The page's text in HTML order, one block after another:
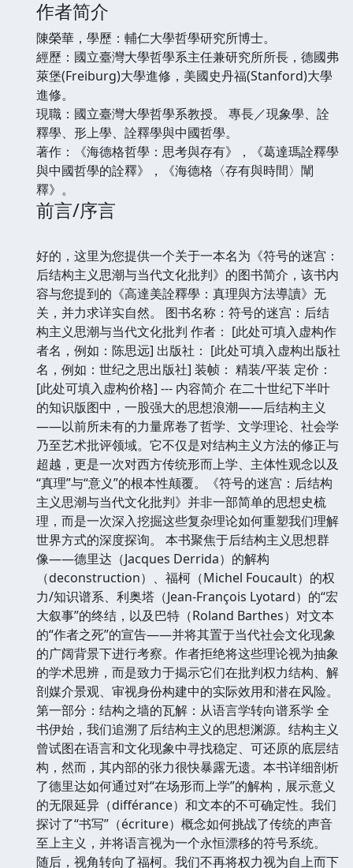
作者简介
陳榮華，學歷：輔仁大學哲學研究所博士。
經歷：國立臺灣大學哲學系主任兼研究所所長，德國弗
萊堡(Freiburg)大學進修，美國史丹福(Stanford)大學
進修。
現職：國立臺灣大學哲學系教授。 專長／現象學、詮
釋學、形上學、詮釋學與中國哲學。
著作：《海德格哲學：思考與存有》，《葛達瑪詮釋學
與中國哲學的詮釋》，《海德格〈存有與時間〉闡
釋》。
前言/序言
好的，这里为您提供一个关于一本名为《符号的迷宫：
后结构主义思潮与当代文化批判》的图书简介，该书内
容与您提到的《高達美詮釋學：真理與方法導讀》无
关，并力求详实自然。 图书名称：符号的迷宫：后结
构主义思潮与当代文化批判 作者： [此处可填入虚构作
者名，例如：陈思远] 出版社： [此处可填入虚构出版社
名，例如：世纪之思出版社] 装帧： 精装/平装 定价：
[此处可填入虚构价格] --- 内容简介 在二十世纪下半叶
的知识版图中，一股强大的思想浪潮——后结构主义
——以前所未有的力量席卷了哲学、文学理论、社会学
乃至艺术批评领域。它不仅是对结构主义方法的修正与
超越，更是一次对西方传统形而上学、主体性观念以及
“真理”与“意义”的根本性颠覆。《符号的迷宫：后结构
主义思潮与当代文化批判》并非一部简单的思想史梳
理，而是一次深入挖掘这些复杂理论如何重塑我们理解
世界方式的深度探询。 本书聚焦于后结构主义思想群
像——德里达（Jacques Derrida）的解构
（deconstruction）、福柯（Michel Foucault）的权
力/知识谱系、利奥塔（Jean-François Lyotard）的“宏
大叙事”的终结，以及巴特（Roland Barthes）对文本
的“作者之死”的宣告——并将其置于当代社会文化现象
的广阔背景下进行考察。作者拒绝将这些理论视为抽象
的学术思辨，而是致力于揭示它们在批判权力结构、解
剖媒介景观、审视身份构建中的实际效用和潜在风险。
第一部分：结构之墙的瓦解：从语言学转向谱系学 全
书伊始，我们追溯了后结构主义的思想渊源。结构主义
曾试图在语言和文化现象中寻找稳定、可还原的底层结
构，然而，其内部的张力很快暴露无遗。本书详细剖析
了德里达如何通过对“在场形而上学”的解构，展示意义
的无限延异（différance）和文本的不可确定性。我们
探讨了“书写”（écriture）概念如何挑战了传统的声音
至上主义，并将语言视为一个永恒漂移的符号系统。
随后，视角转向了福柯。我们不再将权力视为自上而下